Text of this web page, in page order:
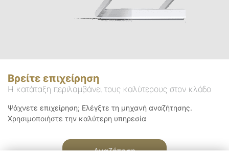
Βρείτε επιχείρηση
Η κατάταξη περιλαμβάνει τους καλύτερους στον κλάδο
Ψάχνετε επιχείρηση; Ελέγξτε τη μηχανή αναζήτησης.
Χρησιμοποιήστε την καλύτερη υπηρεσία